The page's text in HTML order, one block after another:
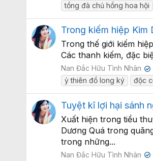
tổng đà chủ hồng hoa hội
Trong kiếm hiệp Kim
Trong thế giới kiếm
Các thanh kiếm, đặc
Nan Đắc Hữu Tình Nhân ✔
ỷ thiên đồ long ký
độc
Tuyệt kĩ lợi hại sánh
Xuất hiện trong tiểu
Dương Quá trong
trong những...
Nan Đắc Hữu Tình Nhân ✔